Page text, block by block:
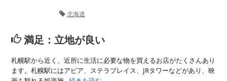
北海道
満足：立地が良い
札幌駅から近く、近所に生活に必要な物を買えるお店がたくさんあり
ます。札幌駅にはアピア、ステラプレイス、JRタワーなどがあり、映